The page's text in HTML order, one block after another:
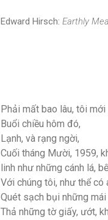
Edward Hirsch: Earthly
Phải mất bao lâu, tôi mới
Buổi chiều hôm đó,
Lạnh, và rạng ngời,
Cuối tháng Mười, 1959,
linh như những cánh lá,
Với chúng tôi, như thể có
Quét sạch bụi những
Thả những tờ giấy, ướt,